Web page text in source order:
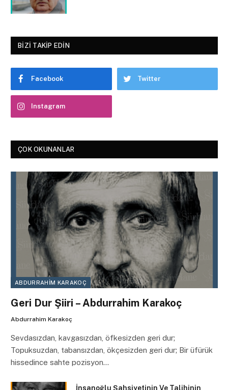
BIZI TAKIP EDIN
Facebook Twitter
Instagram
ÇOK OKUNANLAR
ABDURRAHIM KARAKOÇ
Geri Dur Şiiri – Abdurrahim Karakoç
Abdurrahim Karakoç
Sevdasızdan, kavgasızdan, öfkesizden geri dur;
Topuksuzdan, tabansızdan, ökçesizden geri dur; Bir üfürük
hissedince sahte pozisyon…
İnsanoğlu Şahsiyetinin Ve Talihinin